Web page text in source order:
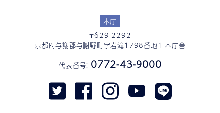
本庁
〒629-2292
京都府与謝郡与謝野町字岩滝1798番地1 本庁舎
代表番号： 0772-43-9000